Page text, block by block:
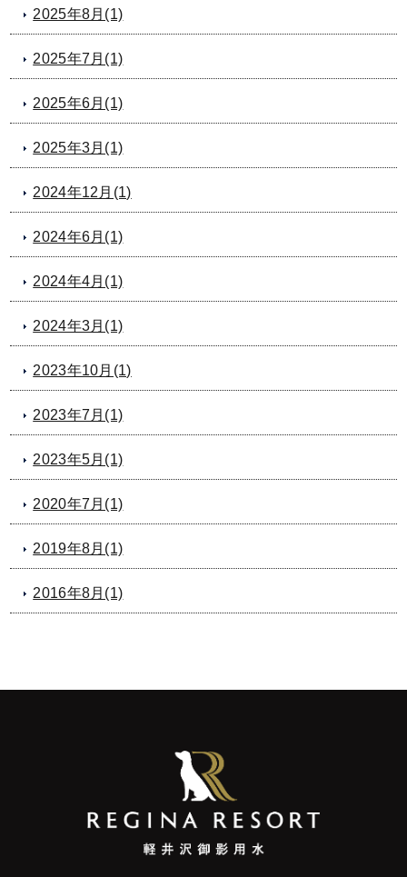
2025年8月(1)
2025年7月(1)
2025年6月(1)
2025年3月(1)
2024年12月(1)
2024年6月(1)
2024年4月(1)
2024年3月(1)
2023年10月(1)
2023年7月(1)
2023年5月(1)
2020年7月(1)
2019年8月(1)
2016年8月(1)